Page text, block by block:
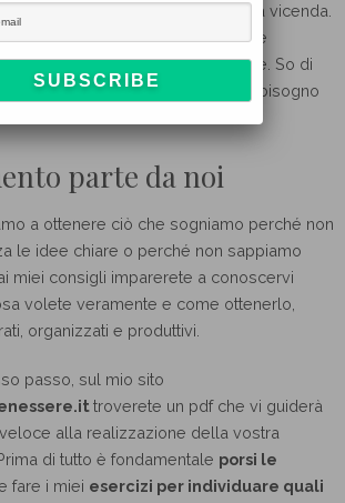
voi, per confrontarci e supportarci a vicenda.
difficoltà per me è una vocazione
passata e so come ci si sente. So di
altri la persona di cui avrei avuto bisogno
parte da noi
a ottenere ciò che sogniamo perché non
le idee chiare o perché non sappiamo
miei consigli imparerete a conoscervi
volete veramente e come ottenerlo,
organizzati e produttivi.
passo, sul mio sito
troverete un pdf che vi guiderà
alla realizzazione della vostra
di tutto è fondamentale porsi le
fare i miei esercizi per individuare quali